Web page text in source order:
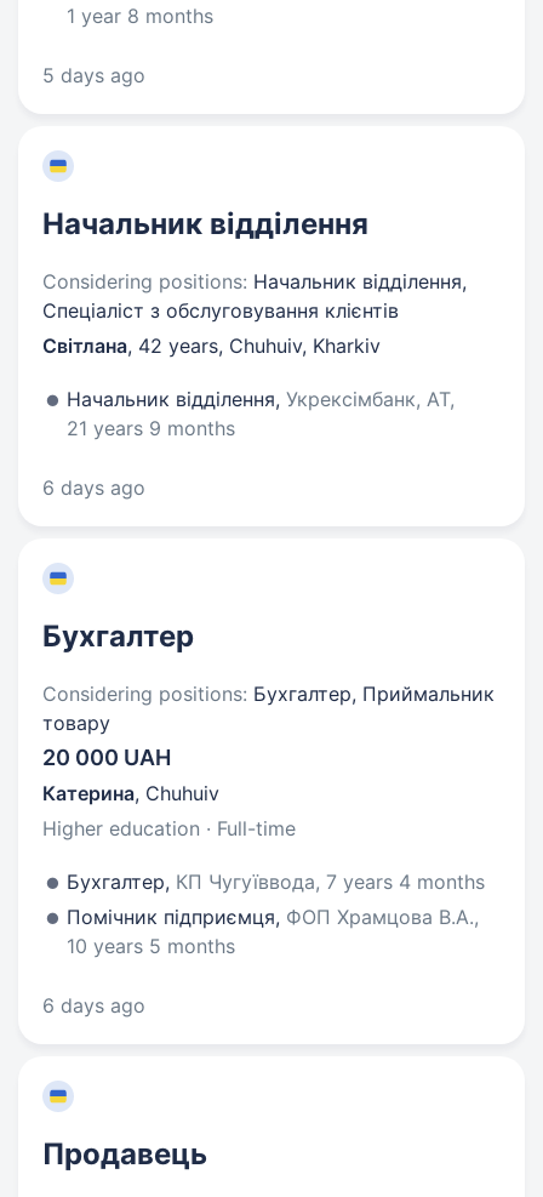
1 year 8 months
5 days ago
Начальник відділення
Considering positions: Начальник відділення,
Спеціаліст з обслуговування клієнтів
Світлана, 42 years, Chuhuiv, Kharkiv
Начальник відділення, Укрексімбанк, АТ,
21 years 9 months
6 days ago
Бухгалтер
Considering positions: Бухгалтер, Приймальник
товару
20 000 UAH
Катерина, Chuhuiv
Higher education · Full-time
Бухгалтер, КП Чугуїввода, 7 years 4 months
Помічник підприємця, ФОП Храмцова В.А.,
10 years 5 months
6 days ago
Продавець